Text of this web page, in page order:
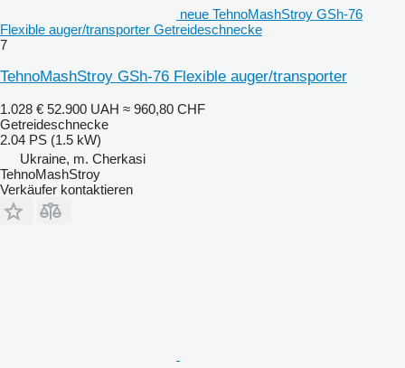
neue TehnoMashStroy GSh-76
Flexible auger/transporter Getreideschnecke
7
TehnoMashStroy GSh-76 Flexible auger/transporter
1.028 € 52.900 UAH ≈ 960,80 CHF
Getreideschnecke
2.04 PS (1.5 kW)
Ukraine, m. Cherkasi
TehnoMashStroy
Verkäufer kontaktieren